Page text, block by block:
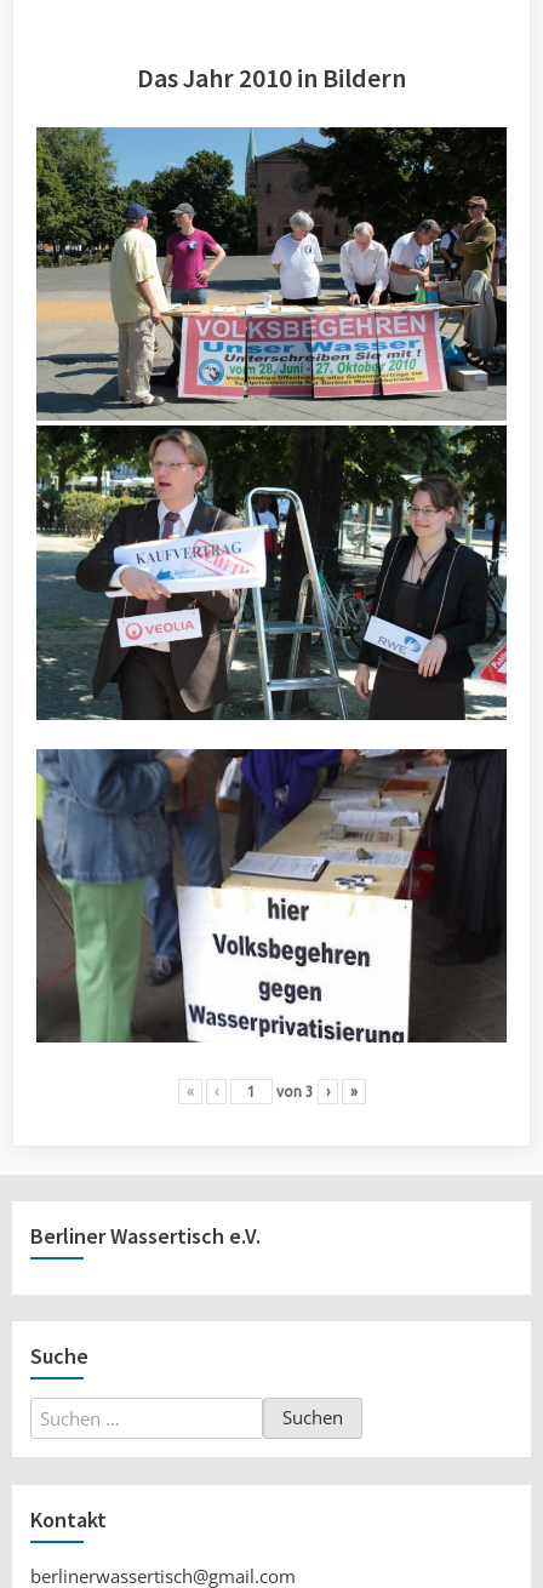
Das Jahr 2010 in Bildern
« ‹ von 3 › »
Berliner Wassertisch e.V.
Suche
Suchen
nach:
Kontakt
berlinerwassertisch@gmail.com